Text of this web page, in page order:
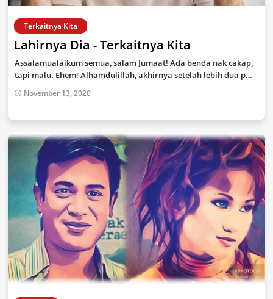
Terkaitnya Kita
Lahirnya Dia - Terkaitnya Kita
Assalamualaikum semua, salam Jumaat! Ada benda nak cakap,
tapi malu. Ehem! Alhamdulillah, akhirnya setelah lebih dua p…
November 13, 2020